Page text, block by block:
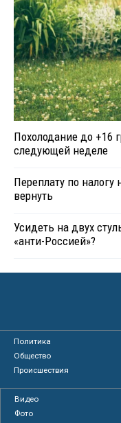
Похолодание до +16
следующей неделе
Переплату по
вернуть
Усидеть на двух
«анти-Россией»?
Политика
Общество
Происшествия
Видео
Фото